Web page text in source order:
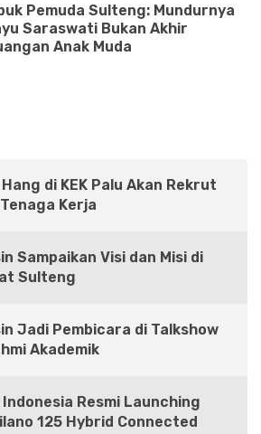
Pemuda Sulteng: Mundurnya
Saraswati Bukan Akhir
Anak Muda
Hang di KEK Palu Akan Rekrut
Kerja
Sampaikan Visi dan Misi di
Sulteng
Jadi Pembicara di Talkshow
Akademik
Indonesia Resmi Launching
125 Hybrid Connected